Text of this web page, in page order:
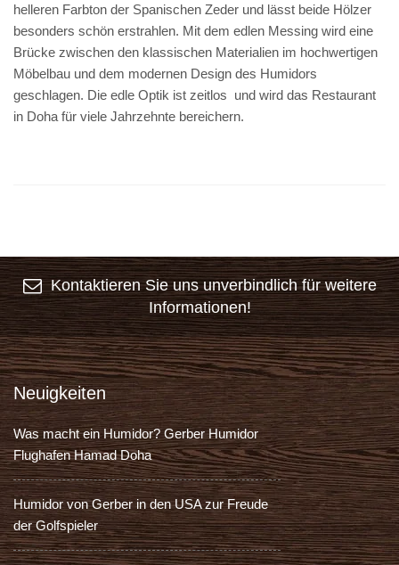
helleren Farbton der Spanischen Zeder und lässt beide Hölzer
besonders schön erstrahlen. Mit dem edlen Messing wird eine
Brücke zwischen den klassischen Materialien im hochwertigen
Möbelbau und dem modernen Design des Humidors
geschlagen. Die edle Optik ist zeitlos und wird das Restaurant
in Doha für viele Jahrzehnte bereichern.
Kontaktieren Sie uns unverbindlich für weitere
Informationen!
Neuigkeiten
Was macht ein Humidor? Gerber Humidor
Flughafen Hamad Doha
Humidor von Gerber in den USA zur Freude
der Golfspieler